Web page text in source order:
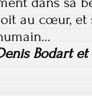
au cœur, et
Bodart et